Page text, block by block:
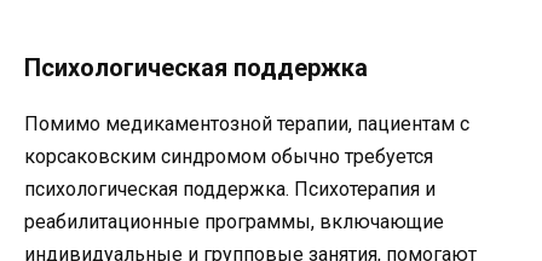
Психологическая поддержка
Помимо медикаментозной терапии, пациентам с
корсаковским синдромом обычно требуется
психологическая поддержка. Психотерапия и
реабилитационные программы, включающие
индивидуальные и групповые занятия, помогают